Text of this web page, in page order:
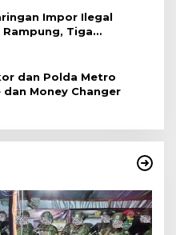
Impor Ilegal
Rampung, Tiga
P-21 dan Satu Buron
dan Polda Metro
dan Money Changer